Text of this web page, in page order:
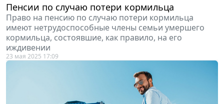
Пенсии по случаю потери кормильца
Право на пенсию по случаю потери кормильца
имеют нетрудоспособные члены семьи умершего
кормильца, состоявшие, как правило, на его
иждивении
23 мая 2025 17:09